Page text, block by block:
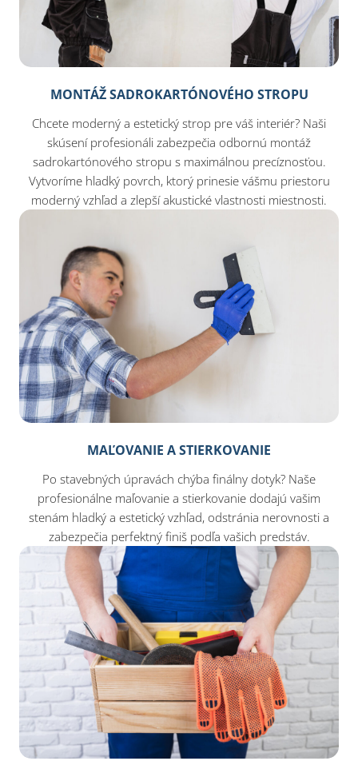
MONTÁŽ SADROKARTÓNOVÉHO STROPU
Chcete moderný a estetický strop pre váš interiér? Naši
skúsení profesionáli zabezpečia odbornú montáž
sadrokartónového stropu s maximálnou precíznosťou.
Vytvoríme hladký povrch, ktorý prinesie vášmu priestoru
moderný vzhľad a zlepší akustické vlastnosti miestnosti.
MAĽOVANIE A STIERKOVANIE
Po stavebných úpravách chýba finálny dotyk? Naše
profesionálne maľovanie a stierkovanie dodajú vašim
stenám hladký a estetický vzhľad, odstránia nerovnosti a
zabezpečia perfektný finiš podľa vašich predstáv.